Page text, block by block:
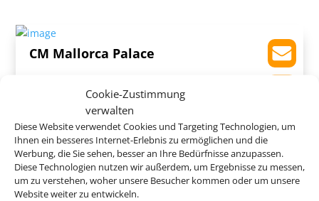
Cookie-Zustimmung
verwalten
Diese Website verwendet Cookies und Targeting Technologien, um
Ihnen ein besseres Internet-Erlebnis zu ermöglichen und die
Werbung, die Sie sehen, besser an Ihre Bedürfnisse anzupassen.
Diese Technologien nutzen wir außerdem, um Ergebnisse zu messen,
um zu verstehen, woher unsere Besucher kommen oder um unsere
Website weiter zu entwickeln.
CM Mallorca Palace
ab585 €